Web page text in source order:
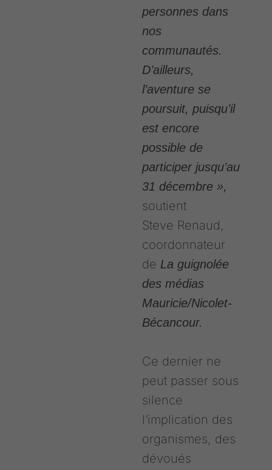
personnes dans
nos
communautés.
D’ailleurs,
l’aventure se
poursuit, puisqu’il
est encore
possible de
participer jusqu’au
31 décembre »,
soutient
Steve Renaud,
coordonnateur
de La guignolée
des médias
Mauricie/Nicolet-
Bécancour.
Ce dernier ne
peut passer sous
silence
l’implication des
organismes, des
dévoués